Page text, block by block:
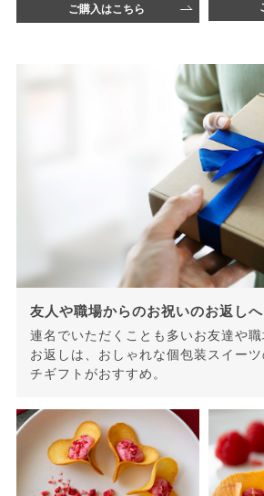
ご購入はこちら
友人や職場からのお祝いのお返しへ
連名でいただくことも多いお友達や
お返しは、おしゃれな個包装スイー
チギフトがおすすめ。